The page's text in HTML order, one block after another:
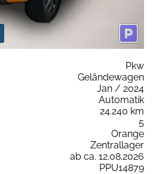
Pkw
Geländewagen
Jan / 2024
Automatik
24.240 km
5
Orange
Zentrallager
ab ca. 12.08.2026
PPU14879